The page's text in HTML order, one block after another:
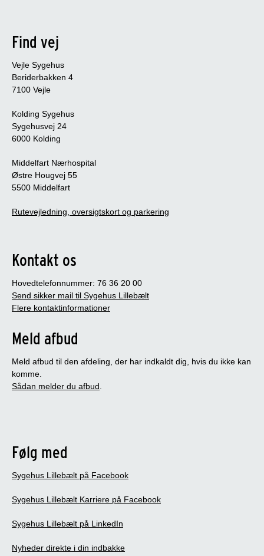
Find vej
Vejle Sygehus
Beriderbakken 4
7100 Vejle
Kolding Sygehus
Sygehusvej 24
6000 Kolding
Middelfart Nærhospital
Østre Hougvej 55
5500 Middelfart
Rutevejledning, oversigtskort og parkering
Kontakt os
Hovedtelefonnummer: 76 36 20 00
Send sikker mail til Sygehus Lillebælt
Flere kontaktinformationer
Meld afbud
Meld afbud til den afdeling, der har indkaldt dig, hvis du ikke kan
komme.
Sådan melder du afbud.
Følg med
Sygehus Lillebælt på Facebook
Sygehus Lillebælt Karriere på Facebook
Sygehus Lillebælt på LinkedIn
Nyheder direkte i din indbakke